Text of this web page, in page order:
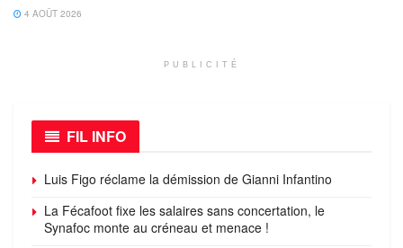
4 AOÛT 2026
PUBLICITÉ
FIL INFO
Luis Figo réclame la démission de Gianni Infantino
La Fécafoot fixe les salaires sans concertation, le
Synafoc monte au créneau et menace !